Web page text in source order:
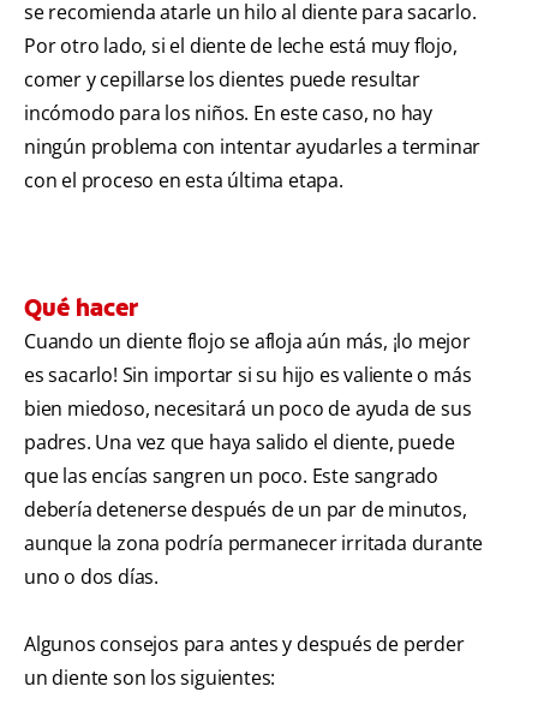
se recomienda atarle un hilo al diente para sacarlo.
Por otro lado, si el diente de leche está muy flojo,
comer y cepillarse los dientes puede resultar
incómodo para los niños. En este caso, no hay
ningún problema con intentar ayudarles a terminar
con el proceso en esta última etapa.
Qué hacer
Cuando un diente flojo se afloja aún más, ¡lo mejor
es sacarlo! Sin importar si su hijo es valiente o más
bien miedoso, necesitará un poco de ayuda de sus
padres. Una vez que haya salido el diente, puede
que las encías sangren un poco. Este sangrado
debería detenerse después de un par de minutos,
aunque la zona podría permanecer irritada durante
uno o dos días.
Algunos consejos para antes y después de perder
un diente son los siguientes: